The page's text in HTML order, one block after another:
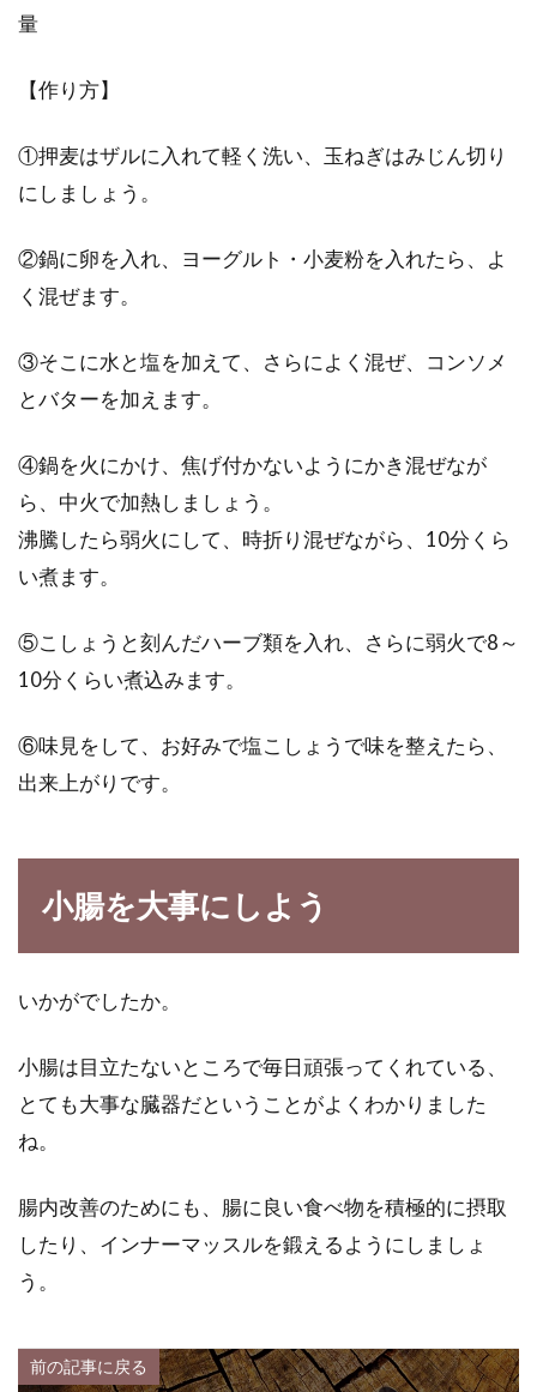
量
【作り方】
①押麦はザルに入れて軽く洗い、玉ねぎはみじん切り
にしましょう。
②鍋に卵を入れ、ヨーグルト・小麦粉を入れたら、よ
く混ぜます。
③そこに水と塩を加えて、さらによく混ぜ、コンソメ
とバターを加えます。
④鍋を火にかけ、焦げ付かないようにかき混ぜなが
ら、中火で加熱しましょう。
沸騰したら弱火にして、時折り混ぜながら、10分くら
い煮ます。
⑤こしょうと刻んだハーブ類を入れ、さらに弱火で8～
10分くらい煮込みます。
⑥味見をして、お好みで塩こしょうで味を整えたら、
出来上がりです。
小腸を大事にしよう
いかがでしたか。
小腸は目立たないところで毎日頑張ってくれている、
とても大事な臓器だということがよくわかりました
ね。
腸内改善のためにも、腸に良い食べ物を積極的に摂取
したり、インナーマッスルを鍛えるようにしましょ
う。
前の記事に戻る